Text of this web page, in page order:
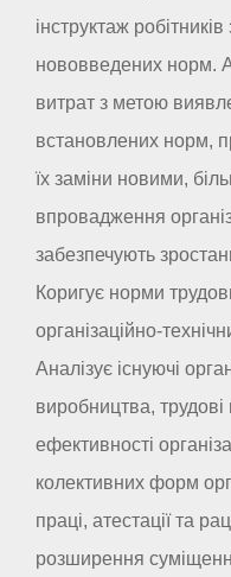
інструктаж
нововведених норм.
витрат з метою
встановлених норм,
їх заміни новими,
впровадження
забезпечують
Коригує норми
організаційно-
Аналізує існуючі
виробництва,
ефективності
колективних форм
праці, атестації та
розширення